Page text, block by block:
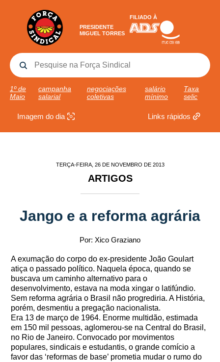
PRESIDENTE
MIGUEL TORRES
FILIADO À
1º de
Maio
campanha
salarial
negociações
coletivas
salário
mínimo
Taxa
selic
Imagem do dia Links rápidos
TERÇA-FEIRA, 26 DE NOVEMBRO DE 2013
ARTIGOS
Jango e a reforma agrária
Por: Xico Graziano
A exumação do corpo do ex-presidente João Goulart
atiça o passado político. Naquela época, quando se
buscava um caminho alternativo para o
desenvolvimento, estava na moda xingar o latifúndio.
Sem reforma agrária o Brasil não progrediria. A História,
porém, desmentiu a pregação nacionalista.
Era 13 de março de 1964. Enorme multidão, estimada
em 150 mil pessoas, aglomerou-se na Central do Brasil,
no Rio de Janeiro. Convocado por movimentos
populares, sindicais e estudantis, o grande comício a
favor das ‘reformas de base’ prometia mudar o rumo do